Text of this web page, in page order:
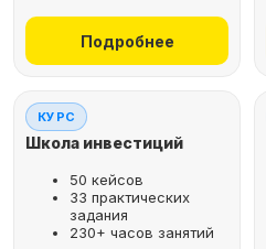
Подробнее
КУРС
Школа инвестиций
50 кейсов
33 практических
задания
230+ часов занятий